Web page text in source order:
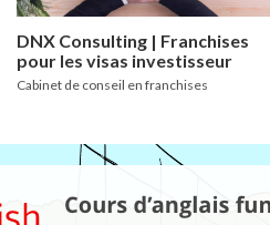
DNX Consulting | Franchises
pour les visas investisseur
Cabinet de conseil en franchises